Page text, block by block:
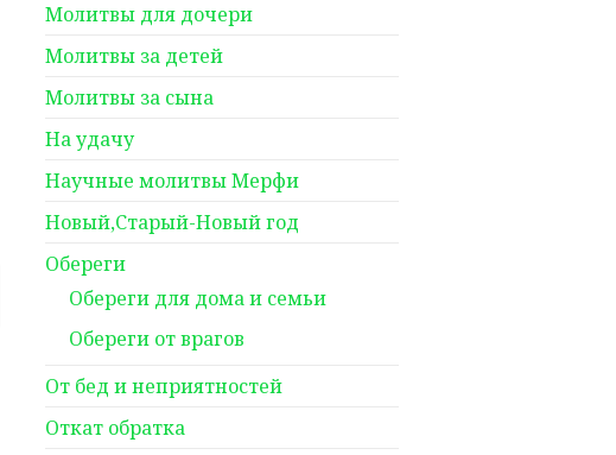
Молитвы для дочери
Молитвы за детей
Молитвы за сына
На удачу
Научные молитвы Мерфи
Новый,Старый-Новый год
Обереги
Обереги для дома и семьи
Обереги от врагов
От бед и неприятностей
Откат обратка